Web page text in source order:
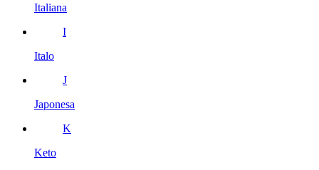
Italiana
I
Italo
J
Japonesa
K
Keto